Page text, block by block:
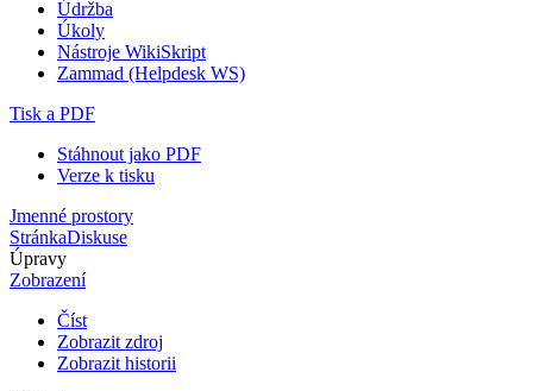
Údržba
Úkoly
Nástroje WikiSkript
Zammad (Helpdesk WS)
Tisk a PDF
Stáhnout jako PDF
Verze k tisku
Jmenné prostory
StránkaDiskuse
Úpravy
Zobrazení
Číst
Zobrazit zdroj
Zobrazit historii